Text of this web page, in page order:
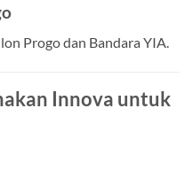
Progo dan Bandara YIA.
Innova untuk